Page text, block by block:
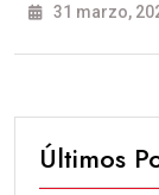
31 marzo,
Últimos